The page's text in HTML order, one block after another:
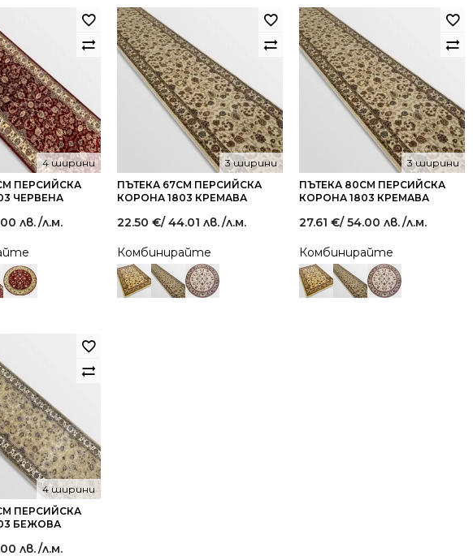
ПЕРСИЙСКА
ЧЕРВЕНА
4 ширини
лв./л.м.
ПЪТЕКА 67СМ ПЕРСИЙСКА
КОРОНА 1803 КРЕМАВА
3 ширини
22.50 €/ 44.01 лв./л.м.
Комбинирайте
ПЪТЕКА 80СМ ПЕРСИЙСКА
КОРОНА 1803 КРЕМАВА
3 ширини
27.61 €/ 54.00 лв./л.м.
Комбинирайте
ПЕРСИЙСКА
БЕЖОВА
4 ширини
лв./л.м.